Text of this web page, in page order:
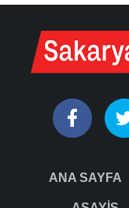
ANA SAYFA